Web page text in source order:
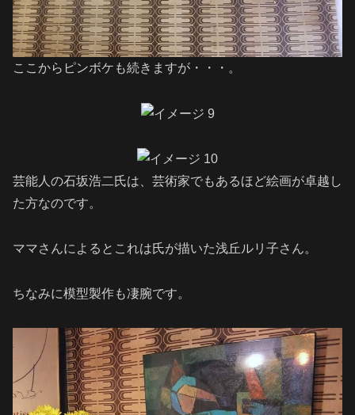
ここからピンボケも続きますが・・・。
芸能人の石坂浩二氏は、芸術家でもあるほど絵画が卓越し
た方なのです。
ママさんによるとこれは氏が描いた浅丘ルリ子さん。
ちなみに模型製作も凄腕です。